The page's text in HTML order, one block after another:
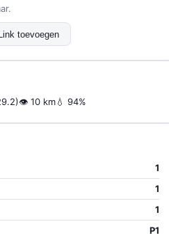
toevoegen
👁 10 km💧 94%
1
1
1
P1